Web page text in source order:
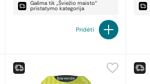
Galima tik „Šviežio maisto“
pristatymo kategorija
Pridėti